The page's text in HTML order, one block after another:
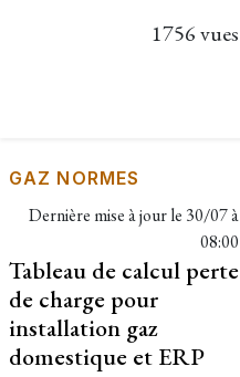
1756 vues
GAZ NORMES
Dernière mise à jour le 30/07 à
08:00
Tableau de calcul perte
de charge pour
installation gaz
domestique et ERP